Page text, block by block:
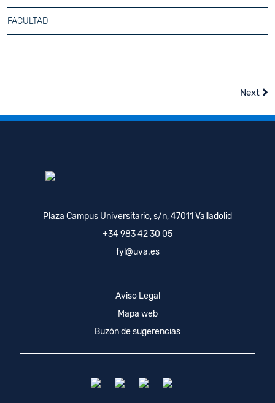
FACULTAD
Next
Plaza Campus Universitario, s/n, 47011 Valladolid
+34 983 42 30 05
fyl@uva.es
Aviso Legal
Mapa web
Buzón de sugerencias